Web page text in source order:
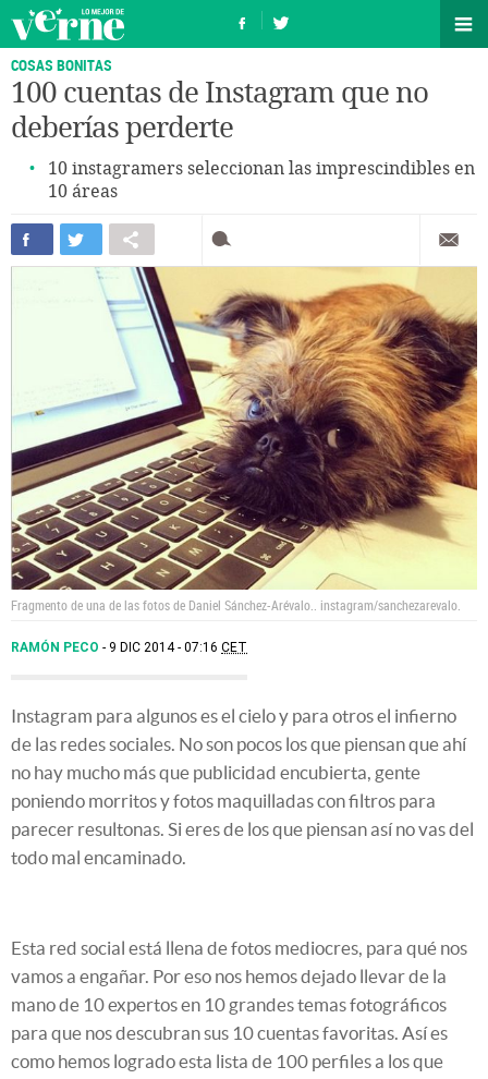
COSAS BONITAS
100 cuentas de Instagram que no
deberías perderte
10 instagramers seleccionan las imprescindibles en
10 áreas
Fragmento de una de las fotos de Daniel Sánchez-Arévalo.. instagram/sanchezarevalo.
RAMÓN PECO 9 DIC 2014 - 07:16 CET
Instagram para algunos es el cielo y para otros el infierno
de las redes sociales. No son pocos los que piensan que ahí
no hay mucho más que publicidad encubierta, gente
poniendo morritos y fotos maquilladas con filtros para
parecer resultonas. Si eres de los que piensan así no vas del
todo mal encaminado.
Esta red social está llena de fotos mediocres, para qué nos
vamos a engañar. Por eso nos hemos dejado llevar de la
mano de 10 expertos en 10 grandes temas fotográficos
para que nos descubran sus 10 cuentas favoritas. Así es
como hemos logrado esta lista de 100 perfiles a los que